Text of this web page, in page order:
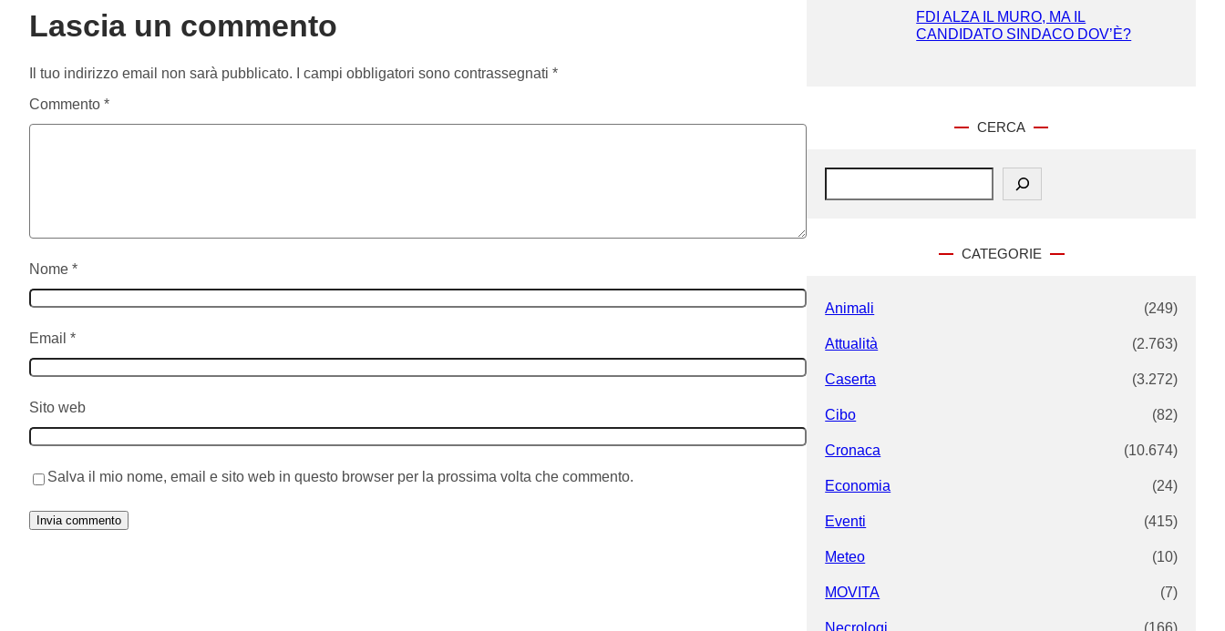
Lascia un commento
Il tuo indirizzo email non sarà pubblicato. I campi obbligatori sono contrassegnati *
Commento *
Nome *
Email *
Sito web
Salva il mio nome, email e sito web in questo browser per la prossima volta che commento.
FDI ALZA IL MURO, MA IL
CANDIDATO SINDACO DOV’È?
CERCA
S
CATEGORIE
Animali (249)
Attualità (2.763)
Caserta (3.272)
Cibo (82)
Cronaca (10.674)
Economia (24)
Eventi (415)
Meteo (10)
MOVITA (7)
Necrologi (166)